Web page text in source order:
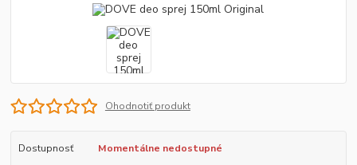
Ohodnotiť produkt
Dostupnosť Momentálne nedostupné